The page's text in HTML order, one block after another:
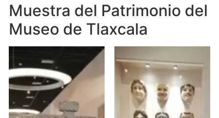
Muestra del Patrimonio del
Museo de Tlaxcala